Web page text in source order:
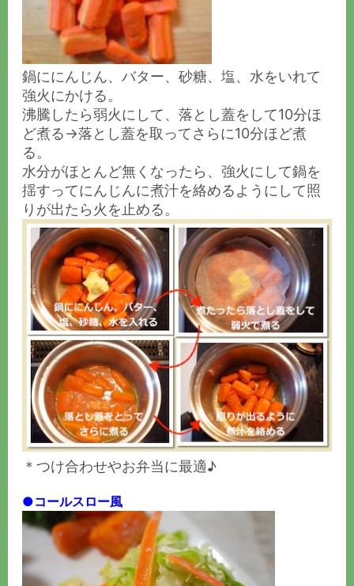
鍋ににんじん、バター、砂糖、塩、水をいれて
強火にかける。
沸騰したら弱火にして、落とし蓋をして10分ほ
ど煮る→落とし蓋を取ってさらに10分ほど煮
る。
水分がほとんど無くなったら、強火にして鍋を
揺すってにんじんに煮汁を絡めるようにして照
りが出たら火を止める。
＊つけ合わせやお弁当に最適♪
●コールスロー風